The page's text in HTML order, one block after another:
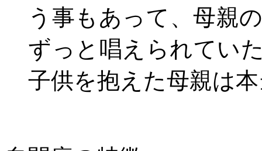
う事もあって、母親
ずっと唱えられてい
子供を抱えた母親は